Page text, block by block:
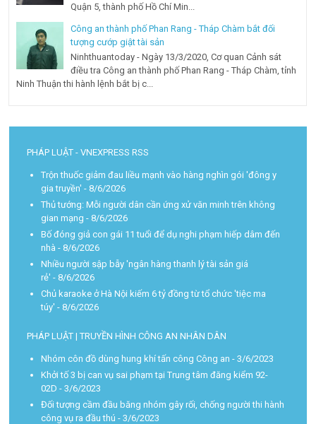
Quận 5, thành phố Hồ Chí Min...
Công an thành phố Phan Rang - Tháp Chàm bắt đối
tượng cướp giật tài sản
Ninhthuantoday - Ngày 13/3/2020, Cơ quan Cảnh sát
điều tra Công an thành phố Phan Rang - Tháp Chàm, tỉnh
Ninh Thuận thi hành lệnh bắt bị c...
PHÁP LUẬT - VNEXPRESS RSS
Trộn thuốc giảm đau liều mạnh vào hàng nghìn gói 'đông y
gia truyền' - 8/6/2026
Thủ tướng: Mỗi người dân cần ứng xử văn minh trên không
gian mạng - 8/6/2026
Bố đóng giả con gái 11 tuổi để dụ nghi phạm hiếp dâm đến
nhà - 8/6/2026
Nhiều người sập bẫy 'ngân hàng thanh lý tài sản giá
rẻ' - 8/6/2026
Chủ karaoke ở Hà Nội kiếm 6 tỷ đồng từ tổ chức 'tiệc ma
túy' - 8/6/2026
PHÁP LUẬT | TRUYỀN HÌNH CÔNG AN NHÂN DÂN
Nhóm côn đồ dùng hung khí tấn công Công an - 3/6/2023
Khởi tố 3 bị can vụ sai phạm tại Trung tâm đăng kiểm 92-
02D - 3/6/2023
Đối tượng cầm đầu băng nhóm gây rối, chống người thi hành
công vụ ra đầu thú - 3/6/2023